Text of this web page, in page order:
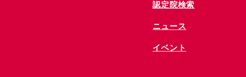
​認定院検索
ニュース
​イベント